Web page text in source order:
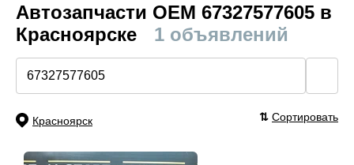
Автозапчасти ОЕМ 67327577605 в
Красноярске
1 объявлений
Красноярск ⇅ Сортировать